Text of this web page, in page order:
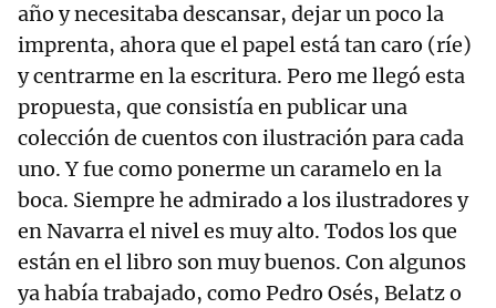
año y necesitaba descansar, dejar un poco la
imprenta, ahora que el papel está tan caro (ríe)
y centrarme en la escritura. Pero me llegó esta
propuesta, que consistía en publicar una
colección de cuentos con ilustración para cada
uno. Y fue como ponerme un caramelo en la
boca. Siempre he admirado a los ilustradores y
en Navarra el nivel es muy alto. Todos los que
están en el libro son muy buenos. Con algunos
ya había trabajado, como Pedro Osés, Belatz o